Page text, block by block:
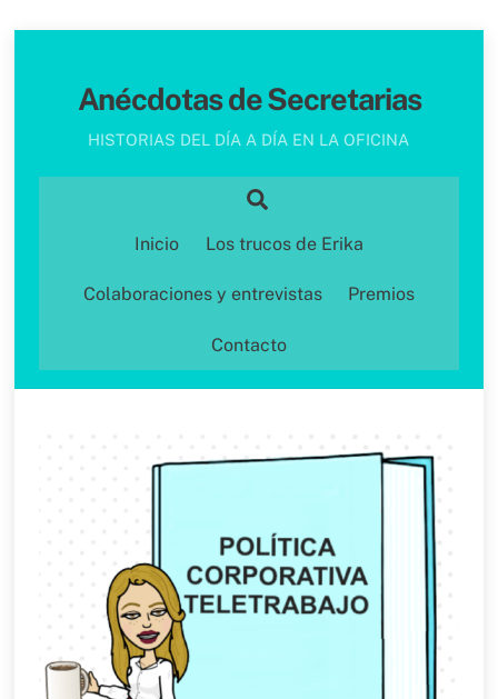
Anécdotas de Secretarias
HISTORIAS DEL DÍA A DÍA EN LA OFICINA
Inicio Los trucos de Erika
Colaboraciones y entrevistas Premios
Contacto